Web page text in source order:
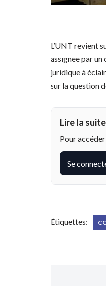
L’UNT revient
assignée par
juridique à
sur la question
Lire la suite
Pour
Se
Étiquettes: